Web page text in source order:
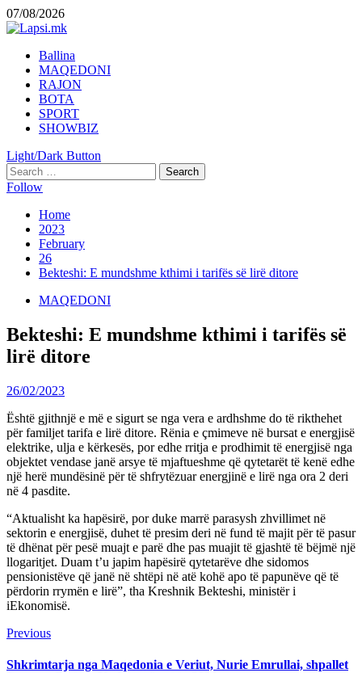
Skip
to
07/08/2026
Primary
Menu
Ballina
MAQEDONI
RAJON
BOTA
SPORT
SHOWBIZ
Light/Dark Button
Search
for:
Follow
Home
2023
February
26
Bekteshi: E mundshme kthimi i tarifës së lirë ditore
MAQEDONI
Bekteshi: E mundshme kthimi i tarifës së
lirë ditore
26/02/2023
Është gjithnjë e më e sigurt se nga vera e ardhshme do të rikthehet
për familjet tarifa e lirë ditore. Rënia e çmimeve në bursat e energjisë
elektrike, ulja e kërkesës, por edhe rritja e prodhimit të energjisë nga
objektet vendase janë arsye të mjaftueshme që qytetarët të kenë edhe
një herë mundësinë për të shfrytëzuar energjinë e lirë nga ora 2 deri
në 4 pasdite.
“Aktualisht ka hapësirë, por duke marrë parasysh zhvillimet në
sektorin e energjisë, duhet të presim deri në fund të majit për të pasur
të dhënat për pesë muajt e parë dhe pas muajit të gjashtë të bëjmë një
llogaritjet. Duam t’u japim hapësirë ​​qytetarëve dhe sidomos
pensionistëve që janë në shtëpi në atë kohë apo të papunëve që të
përdorin rrymën e lirë”, tha Kreshnik Bekteshi, ministër i
iEkonomisë.
Continue
Reading
PreviousPrevious
Shkrimtarja nga Maqedonia e Veriut, Nurie Emrullai, shpallet